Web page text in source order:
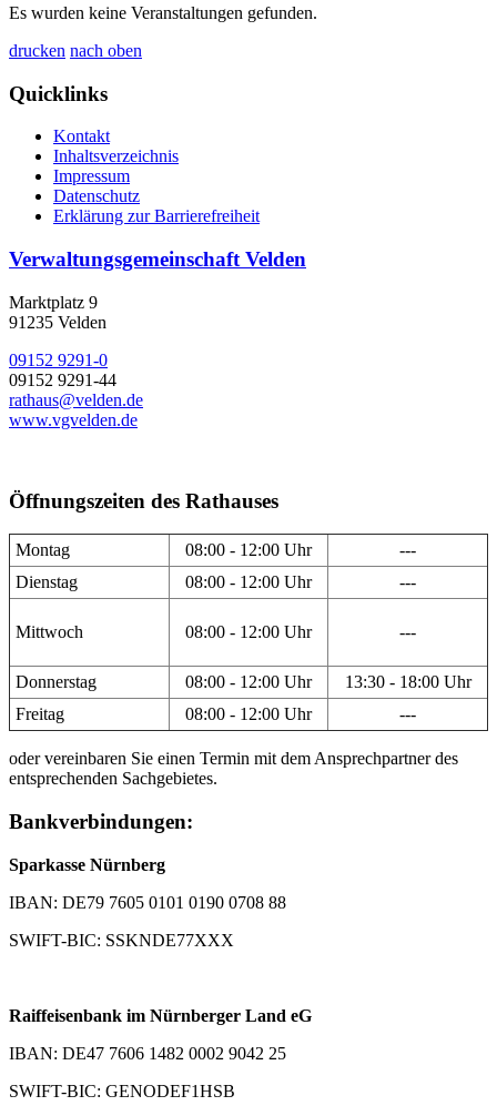
Es wurden keine Veranstaltungen gefunden.
drucken nach oben
Quicklinks
Kontakt
Inhaltsverzeichnis
Impressum
Datenschutz
Erklärung zur Barrierefreiheit
Verwaltungsgemeinschaft Velden
Marktplatz 9
91235 Velden
09152 9291-0
09152 9291-44
rathaus@velden.de
www.vgvelden.de
Öffnungszeiten des Rathauses
Montag 08:00 - 12:00 Uhr
---
Dienstag
08:00 - 12:00 Uhr ---
Mittwoch 08:00 - 12:00 Uhr ---
Donnerstag 08:00 - 12:00 Uhr
13:30 - 18:00 Uhr
Freitag
08:00 - 12:00 Uhr ---
oder vereinbaren Sie einen Termin mit dem Ansprechpartner des
entsprechenden Sachgebietes.
Bankverbindungen:
Sparkasse Nürnberg
IBAN: DE79 7605 0101 0190 0708 88
SWIFT-BIC: SSKNDE77XXX
Raiffeisenbank im Nürnberger Land eG
IBAN: DE47 7606 1482 0002 9042 25
SWIFT-BIC: GENODEF1HSB